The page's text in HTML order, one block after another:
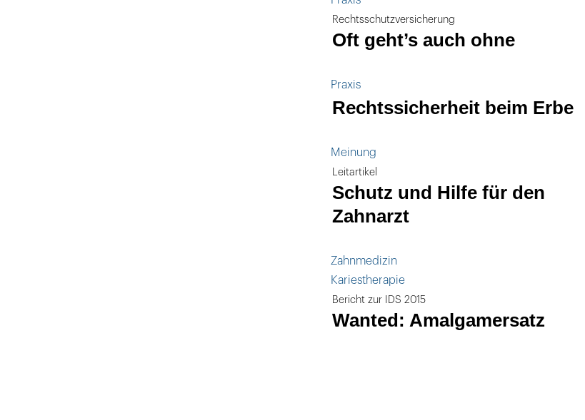
Rechtsschutzversicherung
Oft geht’s auch ohne
Praxis
Rechtssicherheit beim Erbe
Meinung
Leitartikel
Schutz und Hilfe für den
Zahnarzt
Zahnmedizin
Kariestherapie
Bericht zur IDS 2015
Wanted: Amalgamersatz